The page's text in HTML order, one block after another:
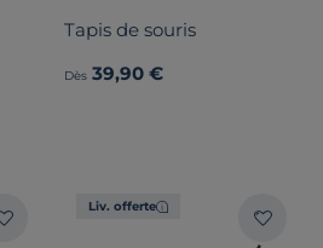
Tapis de souris
Dès 39,90 €
Liv. offerte